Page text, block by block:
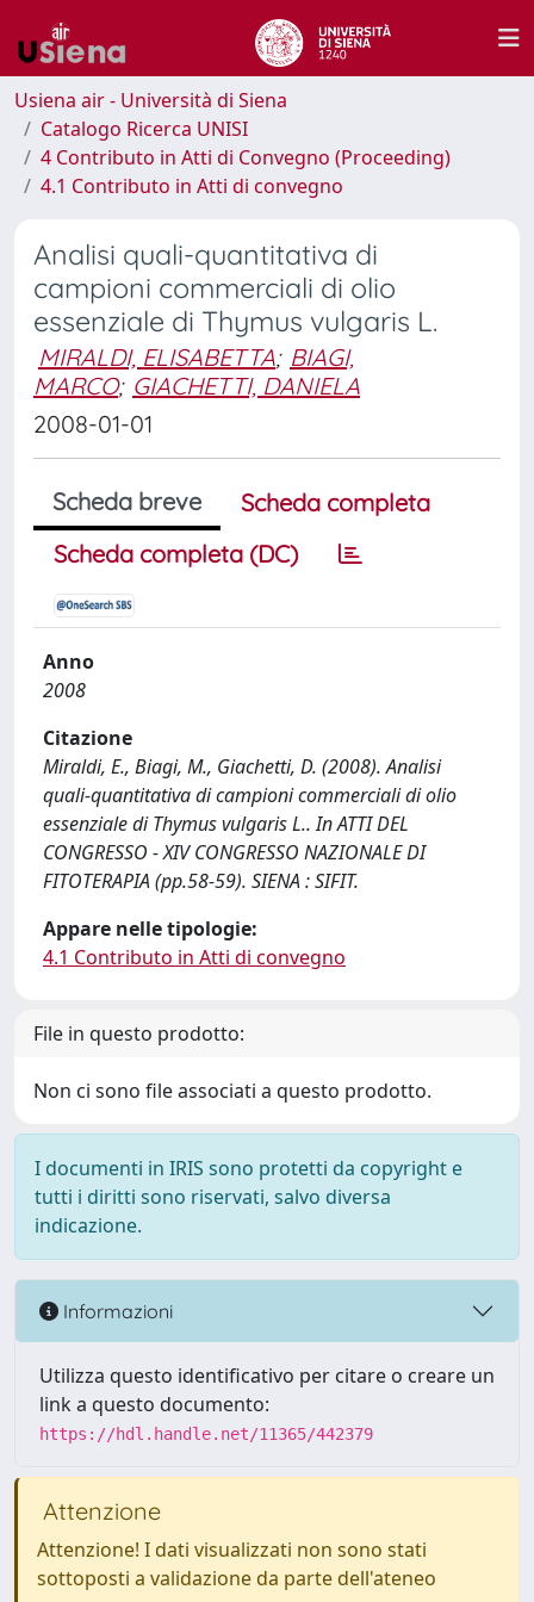
Usiena air - Università di Siena
Catalogo Ricerca UNISI
4 Contributo in Atti di Convegno (Proceeding)
4.1 Contributo in Atti di convegno
Analisi quali-quantitativa di
campioni commerciali di olio
essenziale di Thymus vulgaris L.
MIRALDI, ELISABETTA; BIAGI,
MARCO; GIACHETTI, DANIELA
2008-01-01
Scheda breve
Scheda completa
Scheda completa (DC)
Anno
2008
Citazione
Miraldi, E., Biagi, M., Giachetti, D. (2008). Analisi
quali-quantitativa di campioni commerciali di olio
essenziale di Thymus vulgaris L.. In ATTI DEL
CONGRESSO - XIV CONGRESSO NAZIONALE DI
FITOTERAPIA (pp.58-59). SIENA : SIFIT.
Appare nelle tipologie:
4.1 Contributo in Atti di convegno
File in questo prodotto:
Non ci sono file associati a questo prodotto.
I documenti in IRIS sono protetti da copyright e
tutti i diritti sono riservati, salvo diversa
indicazione.
Informazioni
Utilizza questo identificativo per citare o creare un
link a questo documento:
https://hdl.handle.net/11365/442379
Attenzione
Attenzione! I dati visualizzati non sono stati
sottoposti a validazione da parte dell'ateneo